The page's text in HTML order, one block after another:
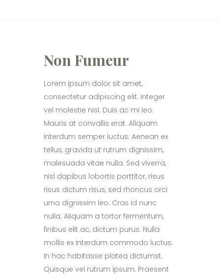
Non Fumeur
Lorem ipsum dolor sit amet,
consectetur adipiscing elit. Integer
vel molestie nisl. Duis ac mi leo.
Mauris at convallis erat. Aliquam
interdum semper luctus. Aenean ex
tellus, gravida ut rutrum dignissim,
malesuada vitae nulla. Sed viverra,
nisl dapibus lobortis porttitor, risus
risus dictum risus, sed rhoncus orci
urna dignissim leo. Cras id nunc
nulla. Aliquam a tortor fermentum,
finibus elit ac, dictum purus. Nulla
mollis ex interdum commodo luctus.
In hac habitasse platea dictumst.
Quisque vel rutrum ipsum. Praesent